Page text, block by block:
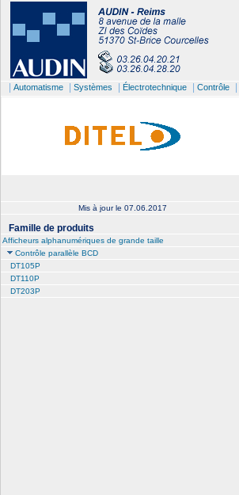
Automatisme Systèmes Électrotechnique Contrôle
Mis à jour le 07.06.2017
Famille de produits
Afficheurs alphanumériques de grande taille
Contrôle parallèle BCD
DT105P
DT110P
DT203P